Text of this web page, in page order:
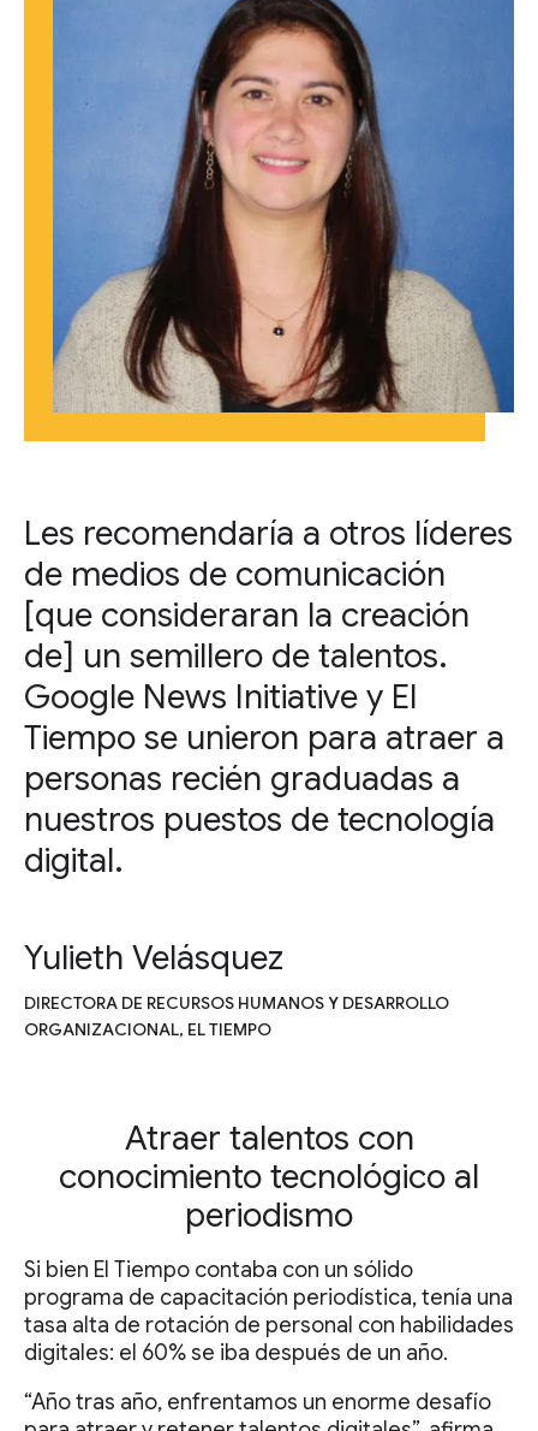
Les recomendaría a otros líderes
de medios de comunicación
[que consideraran la creación
de] un semillero de talentos.
Google News Initiative y El
Tiempo se unieron para atraer a
personas recién graduadas a
nuestros puestos de tecnología
digital.
Yulieth Velásquez
DIRECTORA DE RECURSOS HUMANOS Y DESARROLLO
ORGANIZACIONAL, EL TIEMPO
Atraer talentos con
conocimiento tecnológico al
periodismo
Si bien El Tiempo contaba con un sólido
programa de capacitación periodística, tenía una
tasa alta de rotación de personal con habilidades
digitales: el 60% se iba después de un año.
“Año tras año, enfrentamos un enorme desafío